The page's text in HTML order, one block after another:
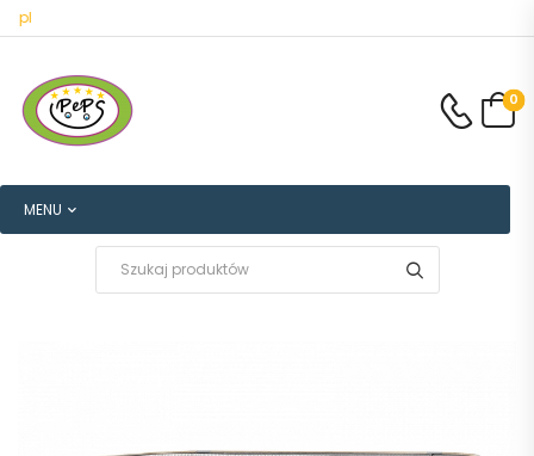
0
MENU